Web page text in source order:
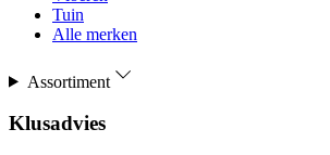
Tuin
Alle merken
Assortiment
Klusadvies